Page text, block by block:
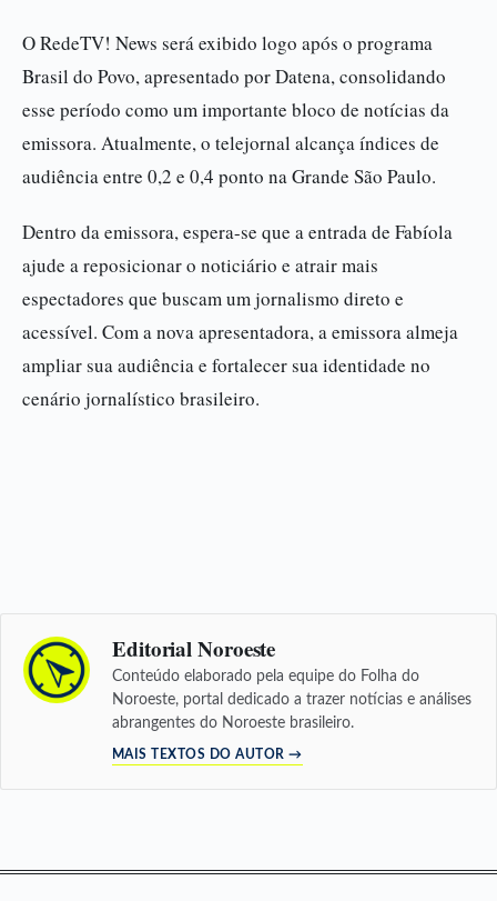
O RedeTV! News será exibido logo após o programa
Brasil do Povo, apresentado por Datena, consolidando
esse período como um importante bloco de notícias da
emissora. Atualmente, o telejornal alcança índices de
audiência entre 0,2 e 0,4 ponto na Grande São Paulo.
Dentro da emissora, espera-se que a entrada de Fabíola
ajude a reposicionar o noticiário e atrair mais
espectadores que buscam um jornalismo direto e
acessível. Com a nova apresentadora, a emissora almeja
ampliar sua audiência e fortalecer sua identidade no
cenário jornalístico brasileiro.
Editorial Noroeste
Conteúdo elaborado pela equipe do Folha do
Noroeste, portal dedicado a trazer notícias e análises
abrangentes do Noroeste brasileiro.
MAIS TEXTOS DO AUTOR →